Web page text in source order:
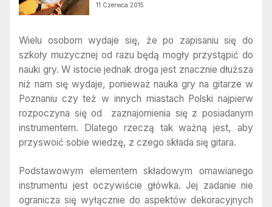
11 Czerwca 2015
Wielu osobom wydaje się, że po zapisaniu się do
szkoły muzycznej od razu będą mogły przystąpić do
nauki gry. W istocie jednak droga jest znacznie dłuższa
niż nam się wydaje, ponieważ nauka gry na gitarze w
Poznaniu czy też w innych miastach Polski najpierw
rozpoczyna się od zaznajomienia się z posiadanym
instrumentem. Dlatego rzeczą tak ważną jest, aby
przyswoić sobie wiedzę, z czego składa się gitara.
Podstawowym elementem składowym omawianego
instrumentu jest oczywiście główka. Jej zadanie nie
ogranicza się wyłącznie do aspektów dekoracyjnych